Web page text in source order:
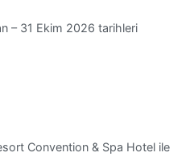
– 31 Ekim 2026 tarihleri
Convention & Spa Hotel ile